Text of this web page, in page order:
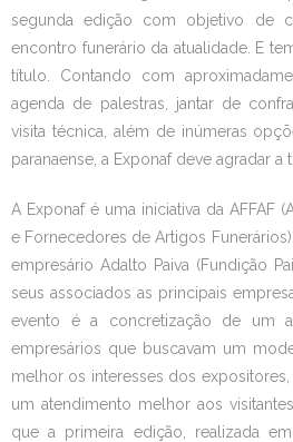
segunda edição com objetivo de
encontro funerário da atualidade. E
título. Contando com
agenda de palestras, jantar de
visita técnica, além de inúmeras
paranaense, a Exponaf deve agradar
A Exponaf é uma iniciativa da AFFAF
e Fornecedores de Artigos
empresário Adalto Paiva (Fundição
seus associados as principais
evento é a concretização de um
empresários que buscavam um
melhor os interesses dos
um atendimento melhor aos
que a primeira edição, realizada